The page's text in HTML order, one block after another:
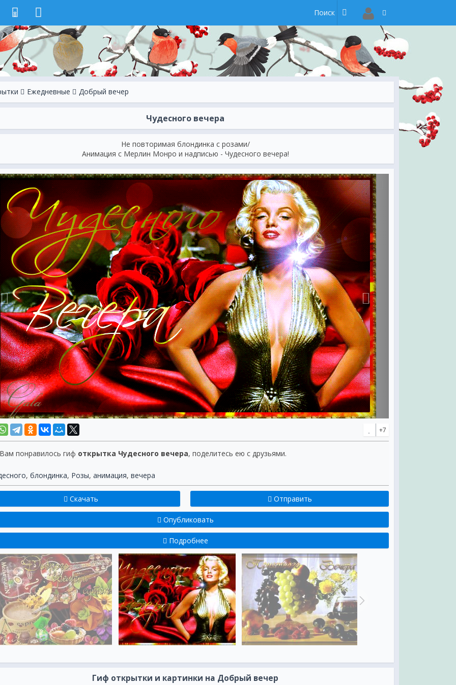
8
Ежeдневные Добрый вечер
Чудесного вечера
Не повторимая блондинка с розами/
Анимация с Мерлин Монро и надписью - Чудесного вечера!
+7
понравилось гиф открытка Чудесного вечера, поделитесь ею с друзьями.
, блондинка, Розы, анимация, вечера
Скачать Отправить
Опубликовать
Подробнее
Гиф открытки и картинки на Добрый вечер